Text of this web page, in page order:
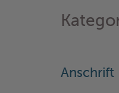
Anschrift